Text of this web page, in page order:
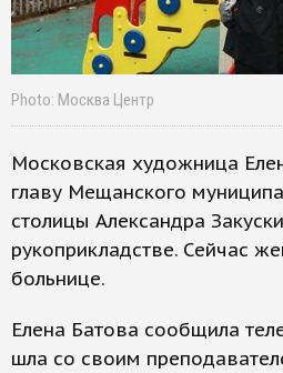
Photo: Москва Центр
Московская художница
главу Мещанского
столицы Александра
рукоприкладстве. Сейчас
больнице.
Елена Батова сообщила
шла со своим